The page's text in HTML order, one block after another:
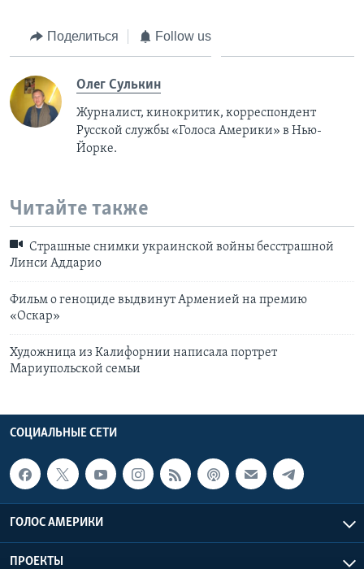
Поделиться Follow us
Олег Сулькин
Журналист, кинокритик, корреспондент
Русской службы «Голоса Америки» в Нью-
Йорке.
Читайте также
Страшные снимки украинской войны бесстрашной
Линси Аддарио
Фильм о геноциде выдвинут Арменией на премию
«Оскар»
Художница из Калифорнии написала портрет
Мариупольской семьи
СОЦИАЛЬНЫЕ СЕТИ
ГОЛОС АМЕРИКИ
ПРОЕКТЫ